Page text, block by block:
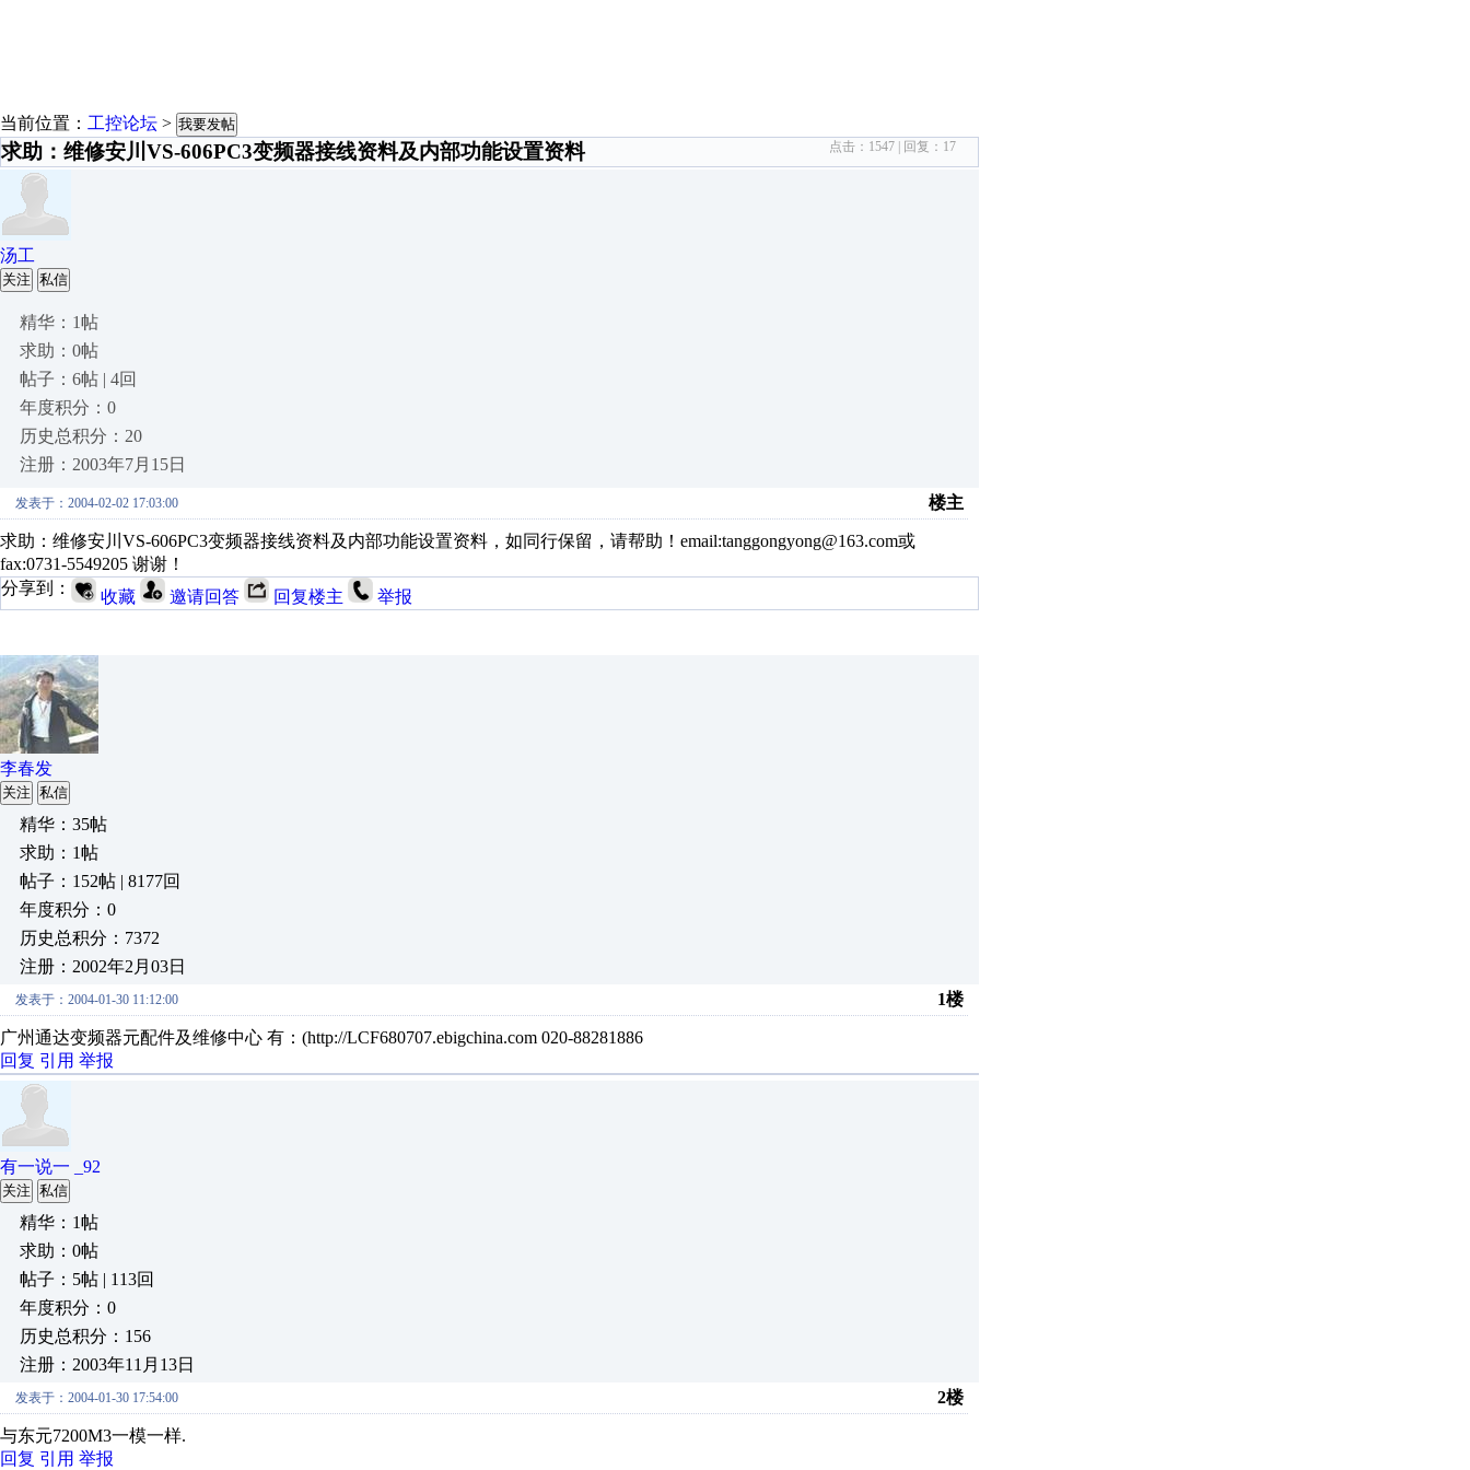
当前位置： 工控论坛 > 我要发帖
求助：维修安川VS-606PC3变频器接线资料及内部功能设置资料 点击： 1547 | 回复： 17
汤工
关注 私信
精华：1帖
求助：0帖
帖子：6帖 | 4回
年度积分：0
历史总积分：20
注册：2003年7月15日
发表于：2004-02-02 17:03:00 楼主
求助：维修安川VS-606PC3变频器接线资料及内部功能设置资料，如同行保留，请帮助！email:tanggongyong@163.com或
fax:0731-5549205 谢谢！
分享到：
收藏 邀请回答 回复楼主 举报
李春发
关注 私信
精华：35帖
求助：1帖
帖子：152帖 | 8177回
年度积分：0
历史总积分：7372
注册：2002年2月03日
发表于：2004-01-30 11:12:00 1楼
广州通达变频器元配件及维修中心 有：(http://LCF680707.ebigchina.com 020-88281886
回复 引用 举报
有一说一 _92
关注 私信
精华：1帖
求助：0帖
帖子：5帖 | 113回
年度积分：0
历史总积分：156
注册：2003年11月13日
发表于：2004-01-30 17:54:00 2楼
与东元7200M3一模一样.
回复 引用 举报